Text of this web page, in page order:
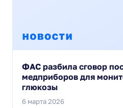
ФАС разбила сговор
медприборов для
глюкозы
6 марта 2026